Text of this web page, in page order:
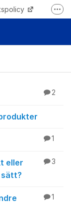
2
1
eller
3
1